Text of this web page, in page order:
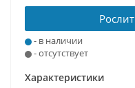
Рослит
- в наличии
- отсутствует
Характеристики